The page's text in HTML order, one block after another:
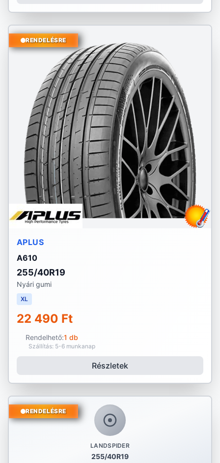
RENDELÉSRE
APLUS
A610
255/40R19
Nyári gumi
XL
22 490 Ft
Rendelhető:1 db
Szállítás: 5-6 munkanap
Részletek
LANDSPIDER
255/40R19
RENDELÉSRE